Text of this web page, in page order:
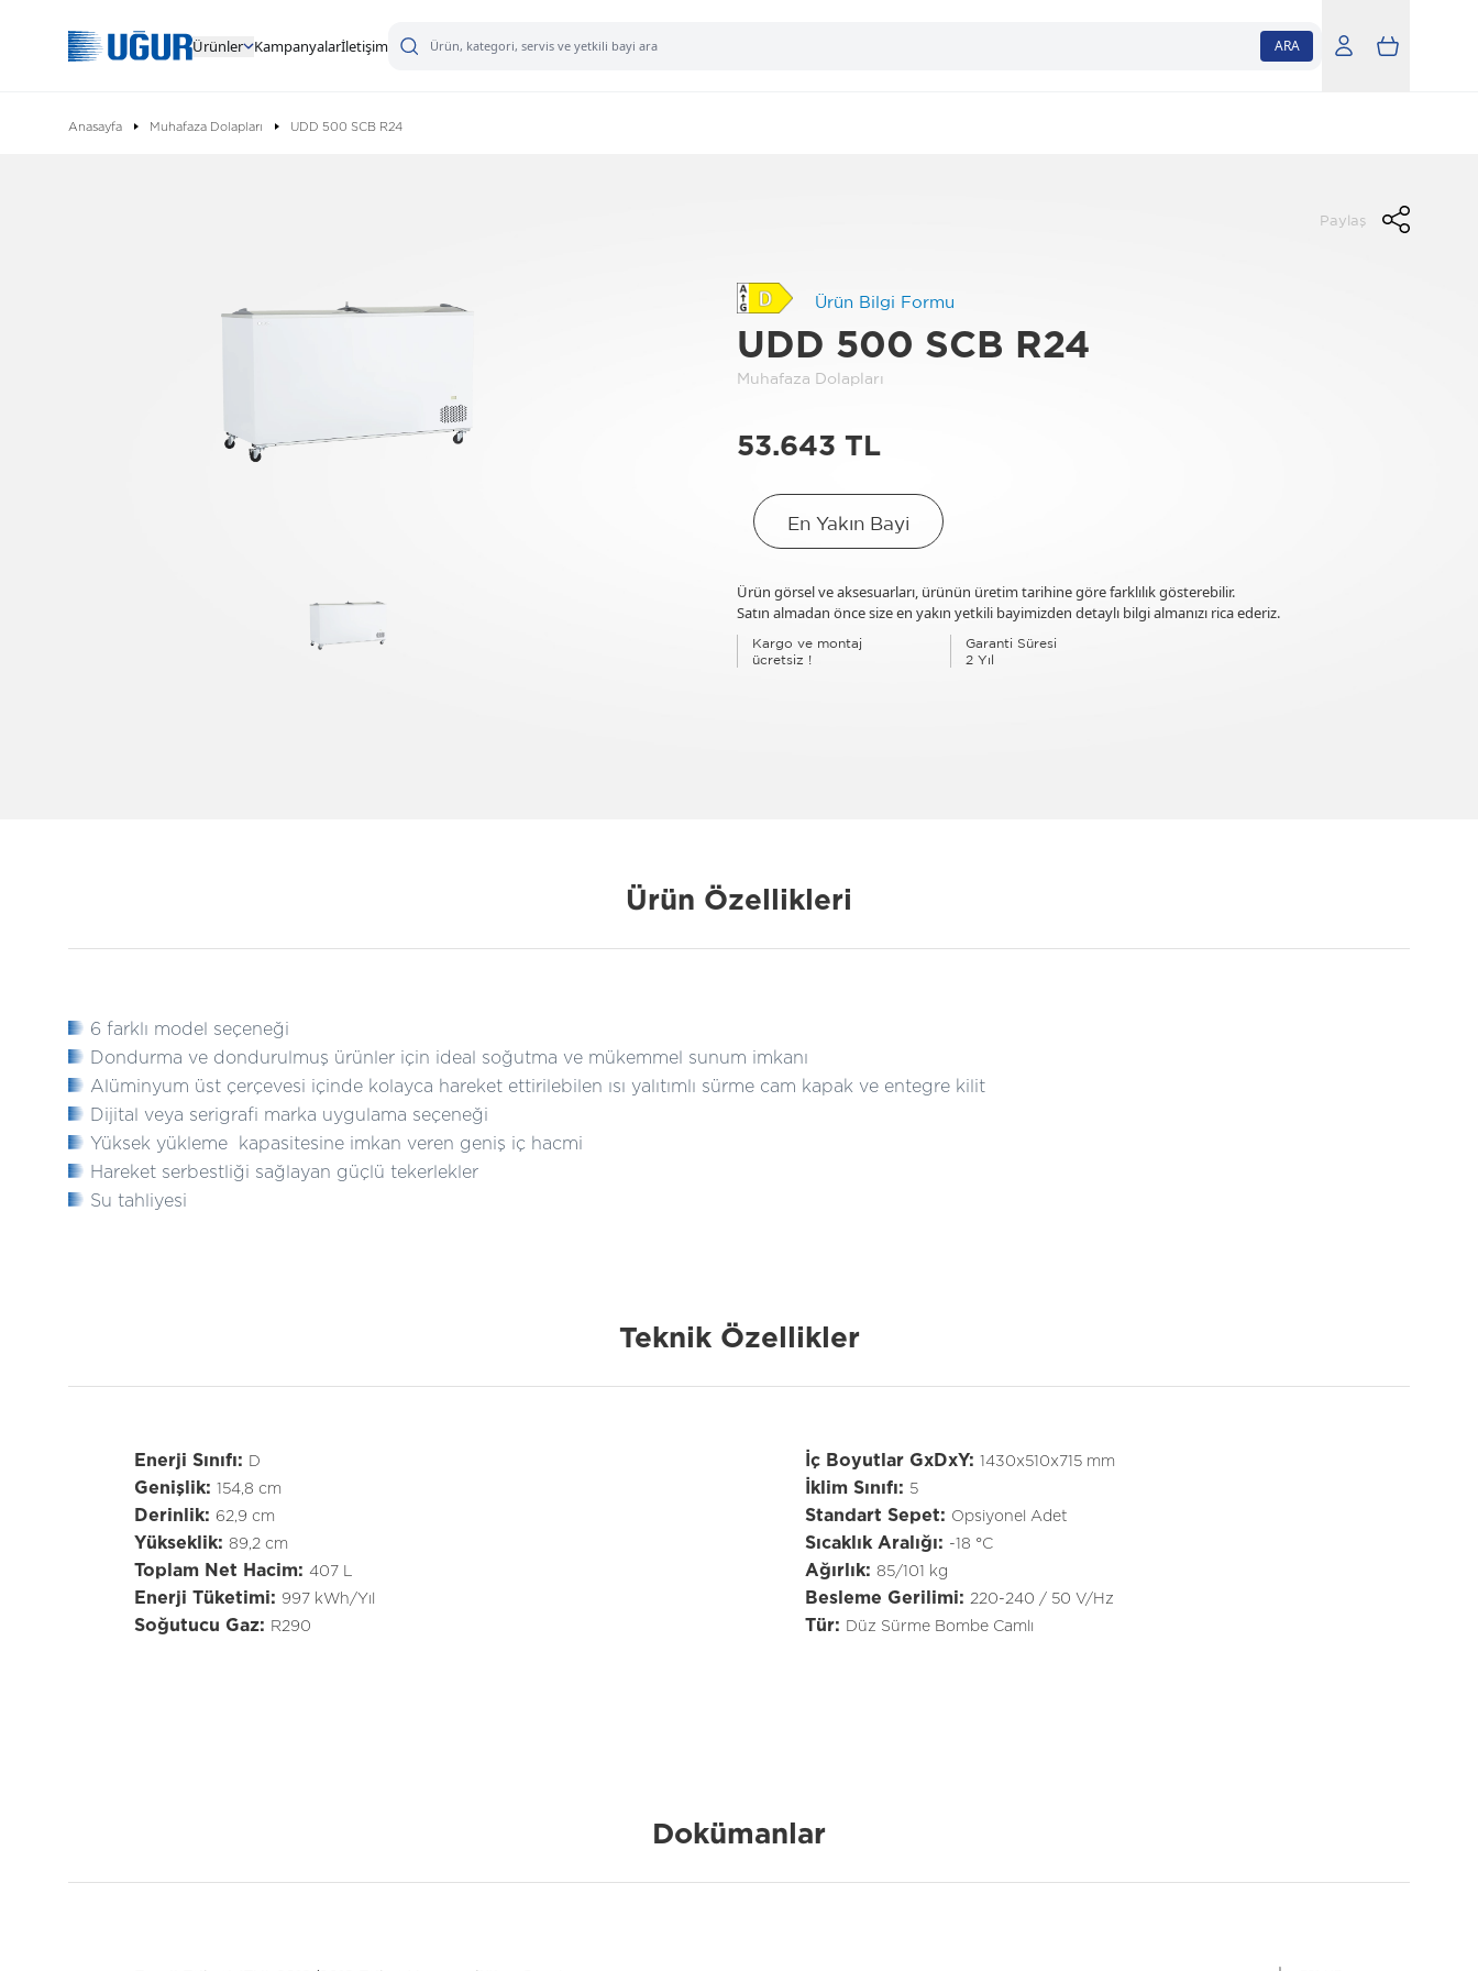
Ürünler Kampanyalarİletişim ARA
Anasayfa Muhafaza Dolapları UDD 500 SCB R24
Paylaş
Ürün Bilgi Formu
UDD 500 SCB R24
Muhafaza Dolapları
53.643 TL
En Yakın Bayi
Ürün görsel ve aksesuarları, ürünün üretim tarihine göre farklılık gösterebilir.
Satın almadan önce size en yakın yetkili bayimizden detaylı bilgi almanızı rica ederiz.
Kargo ve montaj
ücretsiz !
Garanti Süresi
2 Yıl
Ürün Özellikleri
6 farklı model seçeneği
Dondurma ve dondurulmuş ürünler için ideal soğutma ve mükemmel sunum imkanı
Alüminyum üst çerçevesi içinde kolayca hareket ettirilebilen ısı yalıtımlı sürme cam kapak ve entegre kilit
Dijital veya serigrafi marka uygulama seçeneği
Yüksek yükleme kapasitesine imkan veren geniş iç hacmi
Hareket serbestliği sağlayan güçlü tekerlekler
Su tahliyesi
Teknik Özellikler
Enerji Sınıfı: D
Genişlik: 154,8 cm
Derinlik: 62,9 cm
Yükseklik: 89,2 cm
Toplam Net Hacim: 407 L
Enerji Tüketimi: 997 kWh/Yıl
Soğutucu Gaz: R290
İç Boyutlar GxDxY: 1430x510x715 mm
İklim Sınıfı: 5
Standart Sepet: Opsiyonel Adet
Sıcaklık Aralığı: -18 °C
Ağırlık: 85/101 kg
Besleme Gerilimi: 220-240 / 50 V/Hz
Tür: Düz Sürme Bombe Camlı
Dokümanlar